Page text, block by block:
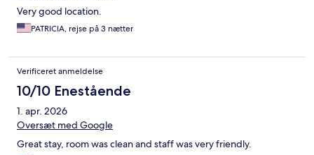
Very good location.
PATRICIA, rejse på 3 nætter
Verificeret anmeldelse
10/10 Enestående
1. apr. 2026
Oversæt med Google
Great stay, room was clean and staff was very friendly.